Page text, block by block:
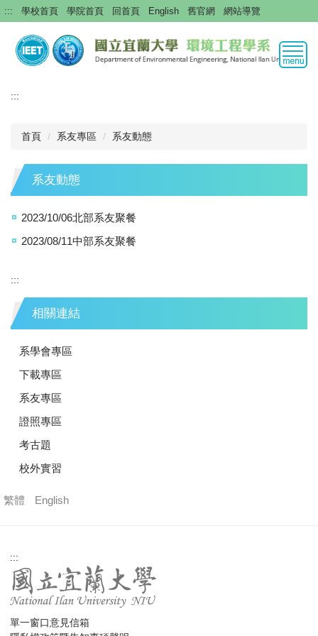
跳
到
要
區
::: 學校首頁 學院首頁 回首頁 English 舊官網 網站導覽
:::
首頁 系友專區 系友動態
系友動態
2023/10/06北部系友聚餐
2023/08/11中部系友聚餐
:::
相關連結
系學會專區
下載專區
系友專區
證照專區
考古題
校外實習
繁體 English
:::
單一窗口意見信箱